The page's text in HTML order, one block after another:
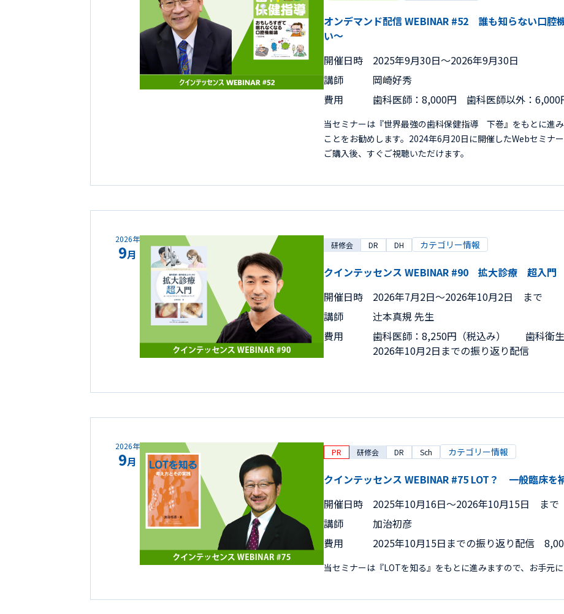
オンデマンド配信 WEBINAR #52 誰も知らない口腔
い～
開催日時
2025年9月30日〜2026年9月30日
講師
岡崎好秀
費用
歯科医師：8,000円 歯科医師以外：
当セミナーは『世界最強の歯科保健指導 下巻』をもとに進
ことをお勧めします。2024年6月20日に開催したWebセミナ
ご購入後、すぐご視聴いただけます。
2026年
9月
研修会 DR DH カテゴリー情報
クインテッセンス WEBINAR #90 拡大診療 超入門
開催日時
2026年7月2日〜2026年10月2日 まで
講師
辻󠄀本真規 先生
費用
歯科医師：8,250円（税込み） 歯科衛生
2026年10月2日までの振り返り配信
2026年
9月
PR 研修会 DR Sch カテゴリー情報
クインテッセンス WEBINAR #75 LOT？ 一般臨床を
開催日時
2025年10月16日〜2026年10月15日 まで
講師
加治初彦
費用
2025年10月15日までの振り返り配信
当セミナーは『LOTを知る』をもとに進みますので、お手元